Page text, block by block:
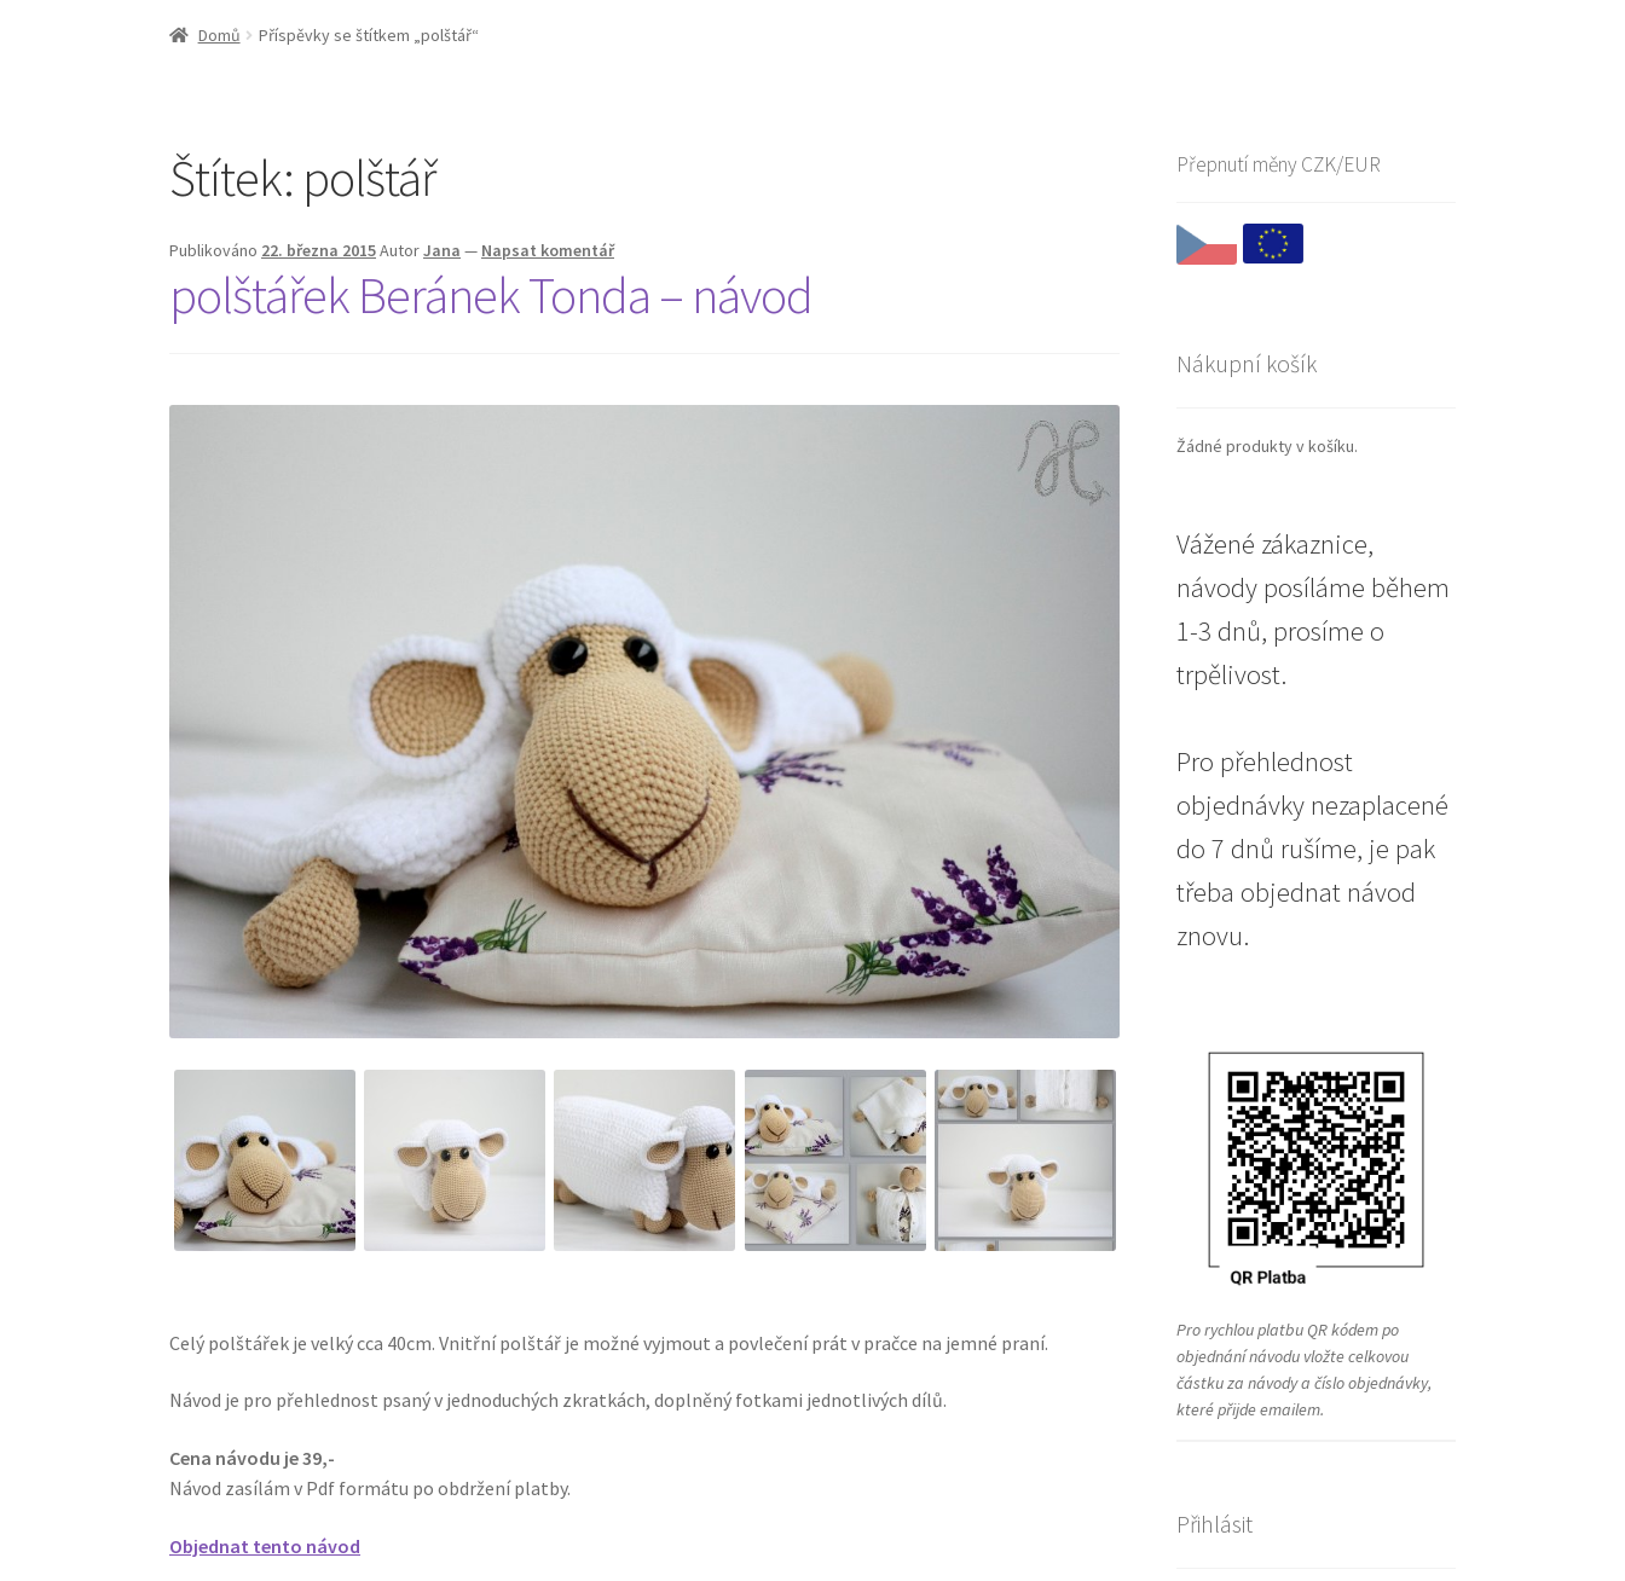
Domů Příspěvky se štítkem „polštář“
Štítek: polštář
Publikováno 22. března 2015AutorJana — Napsat komentář
polštářek Beránek Tonda – návod
Celý polštářek je velký cca 40cm. Vnitřní polštář je možné vyjmout a povlečení prát v pračce na jemné praní.
Návod je pro přehlednost psaný v jednoduchých zkratkách, doplněný fotkami jednotlivých dílů.
Cena návodu je 39,-
Návod zasílám v Pdf formátu po obdržení platby.
Objednat tento návod
Přepnutí měny CZK/EUR
Nákupní košík
Žádné produkty v košíku.
Vážené zákaznice,
návody posíláme během
1-3 dnů, prosíme o
trpělivost.
Pro přehlednost
objednávky nezaplacené
do 7 dnů rušíme, je pak
třeba objednat návod
znovu.
Pro rychlou platbu QR kódem po
objednání návodu vložte celkovou
částku za návody a číslo objednávky,
které přijde emailem.
Přihlásit